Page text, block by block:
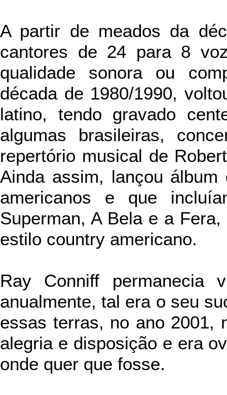
A partir de meados da
cantores de 24 para 8
qualidade sonora ou
década de 1980/1990,
latino, tendo gravado
algumas brasileiras,
repertório musical de
Ainda assim, lançou
americanos e que
Superman, A Bela e a
estilo country americano.
Ray Conniff permanecia
anualmente, tal era o seu
essas terras, no ano 2001,
alegria e disposição e era
onde quer que fosse.